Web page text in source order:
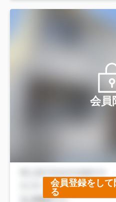
会員
会員登録をし
る